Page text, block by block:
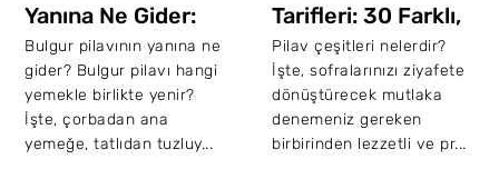
Tarifleri: 30 Farklı,
Pratik Ve Nefis
Pilav Tarifi
Pilav çeşitleri nelerdir?
İşte, sofralarınızı ziyafete
dönüştürecek mutlaka
denemeniz gereken
birbirinden lezzetli ve pr...
Nasıl Kurtarılır?
Pilavın dibi neden tutar?
Pilavın dibi tutarsa ne
yapılır? Yanan yemeği
kurtarma yolları nelerdir?
İşte, dibi tutan pila...